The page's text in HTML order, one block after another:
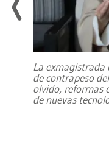
La
de contrapeso
olvido, reformas
de nuevas